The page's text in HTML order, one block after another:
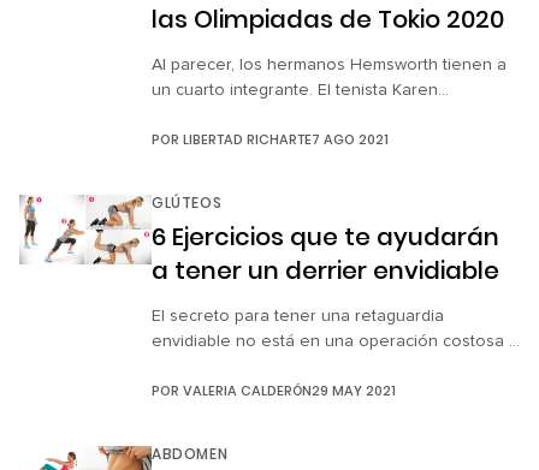
las Olimpiadas de Tokio 2020
Al parecer, los hermanos Hemsworth tienen a
un cuarto integrante. El tenista Karen
comité de Rusia en los Juegos Olímpicos de
a Liam Hemsworth. Aunque el talentoso atleta
en la final individual de tenis […]
POR LIBERTAD RICHARTE7 AGO 2021
GLÚTEOS
6 Ejercicios que te ayudarán
a tener un derrier envidiable
El secreto para tener una retaguardia
envidiable no está en una operación costosa y
diarios. Sí, es un poco difícil, pero con
POR VALERIA CALDERÓN29 MAY 2021
ABDOMEN